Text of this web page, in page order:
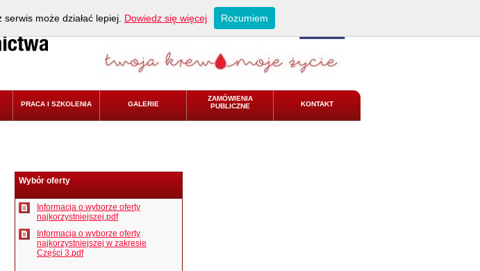
PRACA I SZKOLENIA GALERIE
ZAMÓWIENIA
PUBLICZNE
KONTAKT
Wybór oferty
Informacja o wyborze oferty
najkorzystniejszej.pdf
Informacja o wyborze oferty
najkorzystniejszej w zakresie
Części 3.pdf
może działać lepiej. Dowiedz się więcej Rozumiem